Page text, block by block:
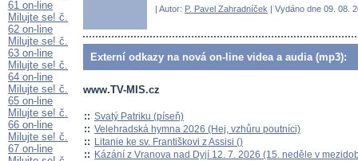
61 on-line
Milujte se! č.
62 on-line
Milujte se! č.
63 on-line
Milujte se! č.
64 on-line
Milujte se! č.
65 on-line
Milujte se! č.
66 on-line
Milujte se! č.
67 on-line
| Autor: P. Pavel Zahradníček | Vydáno dne 09. 08.
Externí odkazy na nová on-line videa a audia (mp3):
www.TV-MIS.cz
:: Svatý Patriku (píseň)
:: Velehradská hymna 2026 (Hej, vzhůru poutníci)
:: Litanie ke sv. Františkovi z Assisi ()
:: Kázání z Vranova nad Dyjí 12. 7. 2026 (15. neděle v